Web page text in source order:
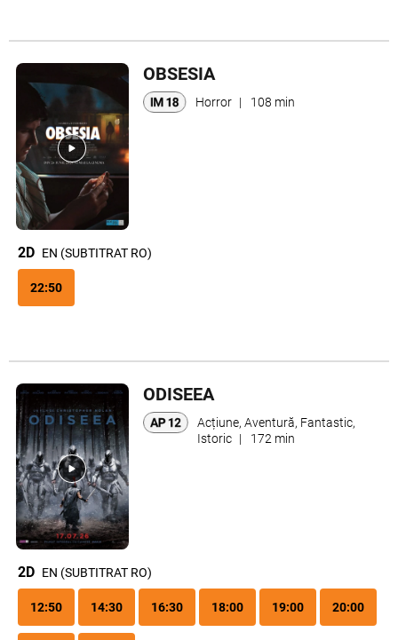
OBSESIA
Horror | 108 min
2D EN (SUBTITRAT RO)
22:50
ODISEEA
Acțiune, Aventură, Fantastic,
Istoric | 172 min
2D EN (SUBTITRAT RO)
12:50 14:30 16:30 18:00 19:00 20:00